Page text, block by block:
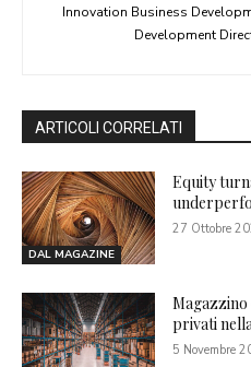
Innovation Business
Development
ARTICOLI CORRELATI
DAL MAGAZINE
Equity
27 Ottobre
Magazzino
privati
5 Novembre